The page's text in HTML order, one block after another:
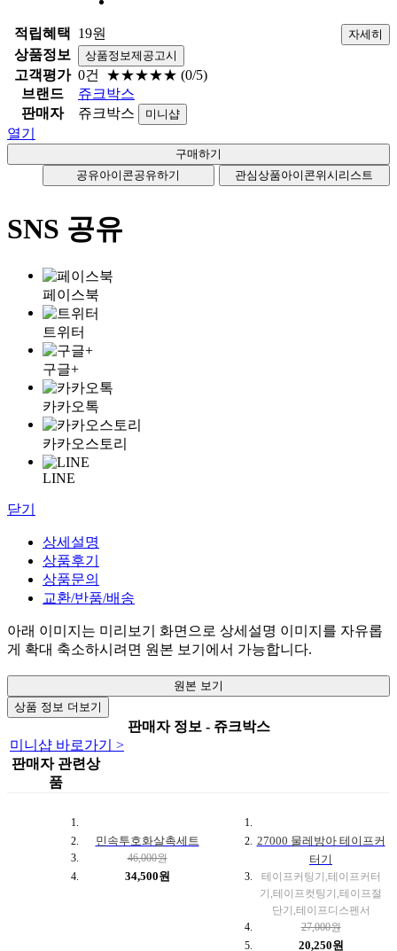
적립혜택 19원 자세히
상품정보 상품정보제공고시
고객평가 0건 ★★★★★ (0/5)
브랜드
쥬크박스
판매자
쥬크박스 미니샵
열기
공유아이콘공유하기 관심상품아이콘위시리스트
SNS 공유
페이스북
트위터
구글+
카카오톡
카카오스토리
LINE
닫기
상세설명
상품후기
상품문의
교환/반품/배송
아래 이미지는 미리보기 화면으로 상세설명 이미지를 자유롭
게 확대 축소하시려면 원본 보기에서 가능합니다.
원본 보기
상품 정보 더보기
판매자 정보 - 쥬크박스
미니샵 바로가기 >
판매자 관련상
품
민속투호화살촉세트
46,000원
34,500원
27000 물레방아 테이프커
터기
테이프커팅기,테이프커터
기,테이프컷팅기,테이프절
단기,테이프디스펜서
27,000원
20,250원